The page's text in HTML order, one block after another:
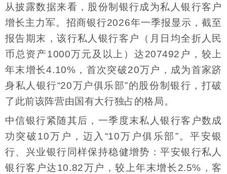
从披露数据来看，股份制银行成为私人银行客户
增长主力军。招商银行2026年一季报显示，截至
报告期末，该行私人银行客户（月日均全折人民
币总资产1000万元及以上）达207492户，较上
年末增长4.10%，首次突破20万户，成为首家跻
身私人银行“20万户俱乐部”的股份制银行，打破
了此前该阵营由国有大行独占的格局。
中信银行紧随其后，一季度末私人银行客户数成
功突破10万户，迈入“10万户俱乐部”。平安银
行、兴业银行同样保持稳健增势：平安银行私人
银行客户达10.82万户，较上年末增长2.5%，客